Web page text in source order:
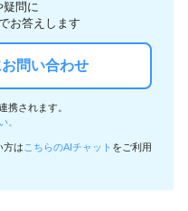
疑問に
お答えします
問い合わせ
携されます。
。
方は こちらのAIチャット をご利用